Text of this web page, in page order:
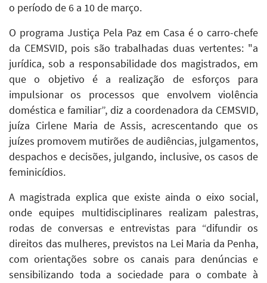
o período de 6 a 10 de março.
O programa Justiça Pela Paz em Casa é o carro-chefe
da CEMSVID, pois são trabalhadas duas vertentes: "a
jurídica, sob a responsabilidade dos magistrados, em
que o objetivo é a realização de esforços para
impulsionar os processos que envolvem violência
doméstica e familiar”, diz a coordenadora da CEMSVID,
juíza Cirlene Maria de Assis, acrescentando que os
juízes promovem mutirões de audiências, julgamentos,
despachos e decisões, julgando, inclusive, os casos de
feminicídios.
A magistrada explica que existe ainda o eixo social,
onde equipes multidisciplinares realizam palestras,
rodas de conversas e entrevistas para “difundir os
direitos das mulheres, previstos na Lei Maria da Penha,
com orientações sobre os canais para denúncias e
sensibilizando toda a sociedade para o combate à